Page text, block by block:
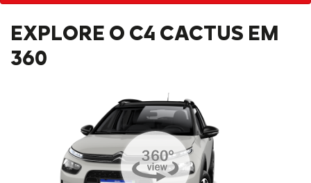
EXPLORE O C4 CACTUS EM
360